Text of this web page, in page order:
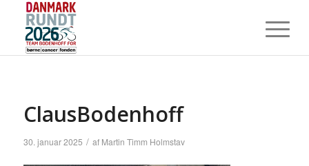
ClausBodenhoff
30. januar 2025 / af Martin Timm Holmstav